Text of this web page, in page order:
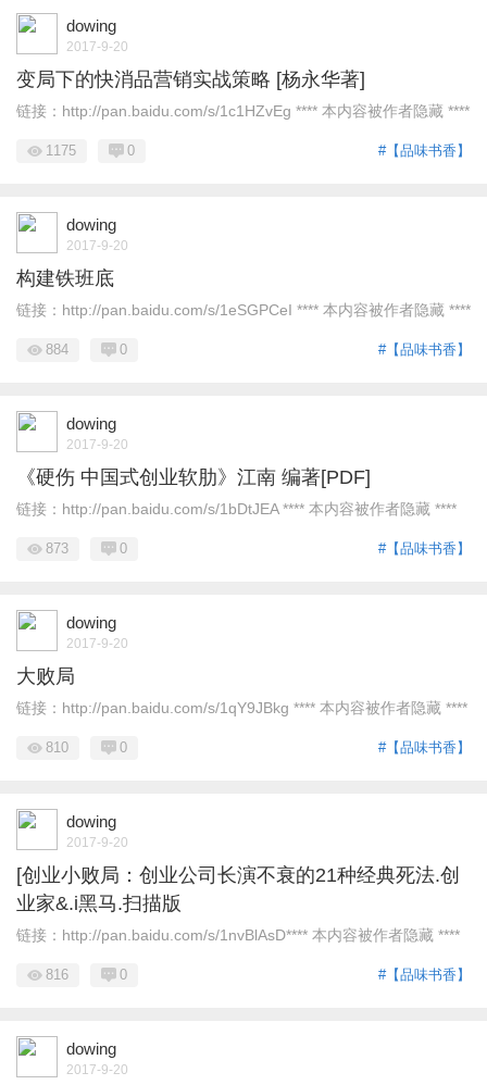
dowing
2017-9-20
变局下的快消品营销实战策略 [杨永华著]
链接：http://pan.baidu.com/s/1c1HZvEg **** 本内容被作者隐藏 ****
#【品味书香】
1175 0
dowing
2017-9-20
构建铁班底
链接：http://pan.baidu.com/s/1eSGPCeI **** 本内容被作者隐藏 ****
#【品味书香】
884 0
dowing
2017-9-20
《硬伤 中国式创业软肋》江南 编著[PDF]
链接：http://pan.baidu.com/s/1bDtJEA **** 本内容被作者隐藏 ****
#【品味书香】
873 0
dowing
2017-9-20
大败局
链接：http://pan.baidu.com/s/1qY9JBkg **** 本内容被作者隐藏 ****
#【品味书香】
810 0
dowing
2017-9-20
[创业小败局：创业公司长演不衰的21种经典死法.创
业家&.i黑马.扫描版
链接：http://pan.baidu.com/s/1nvBlAsD**** 本内容被作者隐藏 ****
#【品味书香】
816 0
dowing
2017-9-20